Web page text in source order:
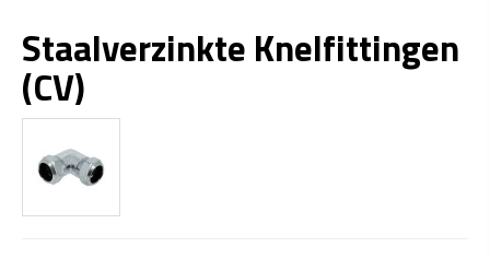
Staalverzinkte Knelfittingen
(CV)